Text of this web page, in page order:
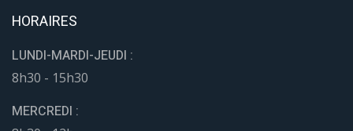
HORAIRES
LUNDI-MARDI-JEUDI :
8h30 - 15h30
MERCREDI :